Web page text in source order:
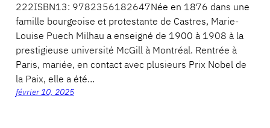
222ISBN13: 9782356182647Née en 1876 dans une
famille bourgeoise et protestante de Castres, Marie-
Louise Puech Milhau a enseigné de 1900 à 1908 à la
prestigieuse université McGill à Montréal. Rentrée à
Paris, mariée, en contact avec plusieurs Prix Nobel de
la Paix, elle a été…
février 10, 2025